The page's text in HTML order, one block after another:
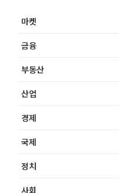
마켓
금융
부동산
산업
경제
국제
정치
사회